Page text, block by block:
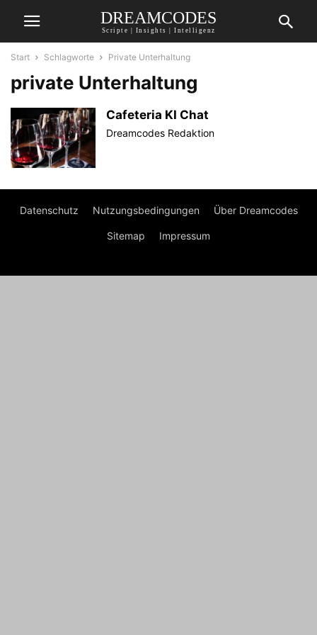
DREAMCODES
Scripte | Insights | Intelligenz
Start Schlagworte Private Unterhaltung
private Unterhaltung
Cafeteria KI Chat
Dreamcodes Redaktion
Datenschutz Nutzungsbedingungen Über Dreamcodes
Sitemap Impressum